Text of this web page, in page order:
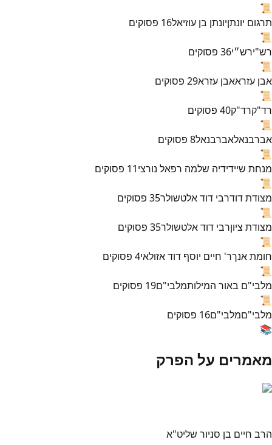
📜
תרגום יונתןיונתן בן עוזיאל16 פסוקים
📜
רש"ירש״י36 פסוקים
📜
אבן עזראאבן עזרא29 פסוקים
📜
רד"קרד"ק40 פסוקים
📜
אברבנאלאברבנאל8 פסוקים
📜
מנחת שיידידיה שלמה רפאל נורצי11 פסוקים
📜
מצודת דודרבי דוד אלטשולר35 פסוקים
📜
מצודת ציוןרבי דוד אלטשולר35 פסוקים
📜
חומת אנךר' חיים יוסף דוד אזולאי4 פסוקים
📜
מלבי"ם באור המילותמלבי"ם19 פסוקים
📜
מלבי"םמלבי"ם16 פסוקים
📚
מאמרים על הפרק
הרב חיים בן סניור שליט"א